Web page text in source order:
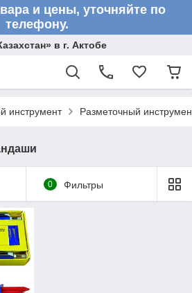
и цены, уточняйте по
телефону.
в г. Актобе
инструмент Разметочный
0 Фильтры